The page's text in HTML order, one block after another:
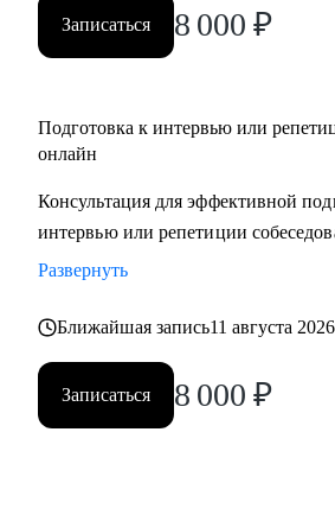
Записаться 8 000 ₽
Подготовка к интервью или
онлайн
Консультация для эффективной
интервью или репетиции
Развернуть
Ближайшая запись11 августа 2026
Записаться 8 000 ₽